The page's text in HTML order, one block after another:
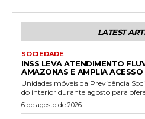
LATEST
SOCIEDADE
INSS LEVA ATENDIMENTO
AMAZONAS E AMPLIA ACESSO
Unidades móveis da Previdência
do interior durante agosto para
6 de agosto de 2026